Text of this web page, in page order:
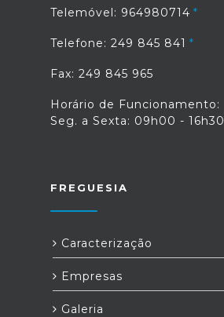
Telemóvel: 964980714
Telefone: 249 845 841
Fax: 249 845 965
Horário de Funcionamento:
Seg. a Sexta: 09h00 - 16h30
FREGUESIA
Caracterização
Empresas
Galeria